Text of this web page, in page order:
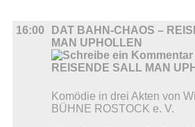
16:00
DAT BAHN-CHAOS –
MAN UPHOLLEN
Komödie in drei Akten von
BÜHNE ROSTOCK e. V.